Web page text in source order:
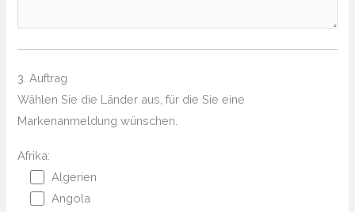
3. Auftrag
Wählen Sie die Länder aus, für die Sie eine
Markenanmeldung wünschen.
Afrika:
Algerien
Angola